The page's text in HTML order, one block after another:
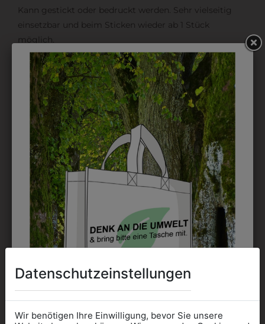
Kann gestickt oder bedruckt werden. Sehr vielseitig
einsetzbar und beim Sticken wieder ab 1 Stück
möglich.
DRUCK
Perfekt für große Logos und für kleine Details, jedoch
kostet jede Farbe extra und ist erst ab 12 Stück
möglich. Waschbar bis zu 60°C.
DAS KÖNNTE IHNEN
AUCH GEFALLEN
Datenschutzeinstellungen
Wir benötigen Ihre Einwilligung, bevor Sie unsere